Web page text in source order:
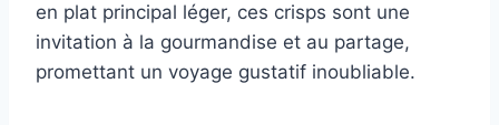
en plat principal léger, ces crisps sont une
invitation à la gourmandise et au partage,
promettant un voyage gustatif inoubliable.